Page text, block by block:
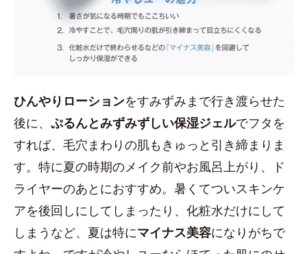
ひんやりローションをすみずみまで行き渡らせた
後に、 ぷるんとみずみずしい保湿ジェルでフタを
すれば、毛穴まわりの肌もきゅっと引き締まりま
す。特に夏の時期のメイク前やお風呂上がり、ド
ライヤーのあとにおすすめ。暑くてついスキンケ
アを後回しにしてしまったり、化粧水だけにして
しまうなど、夏は特にマイナス美容になりがちで